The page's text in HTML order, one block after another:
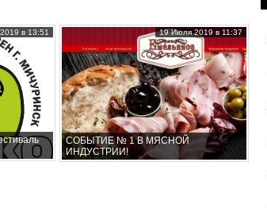
в 13:51
СОБЫТИЕ № 1 В МЯСНОЙ
ИНДУСТРИИ!
19 Июля 2019 в 11:37